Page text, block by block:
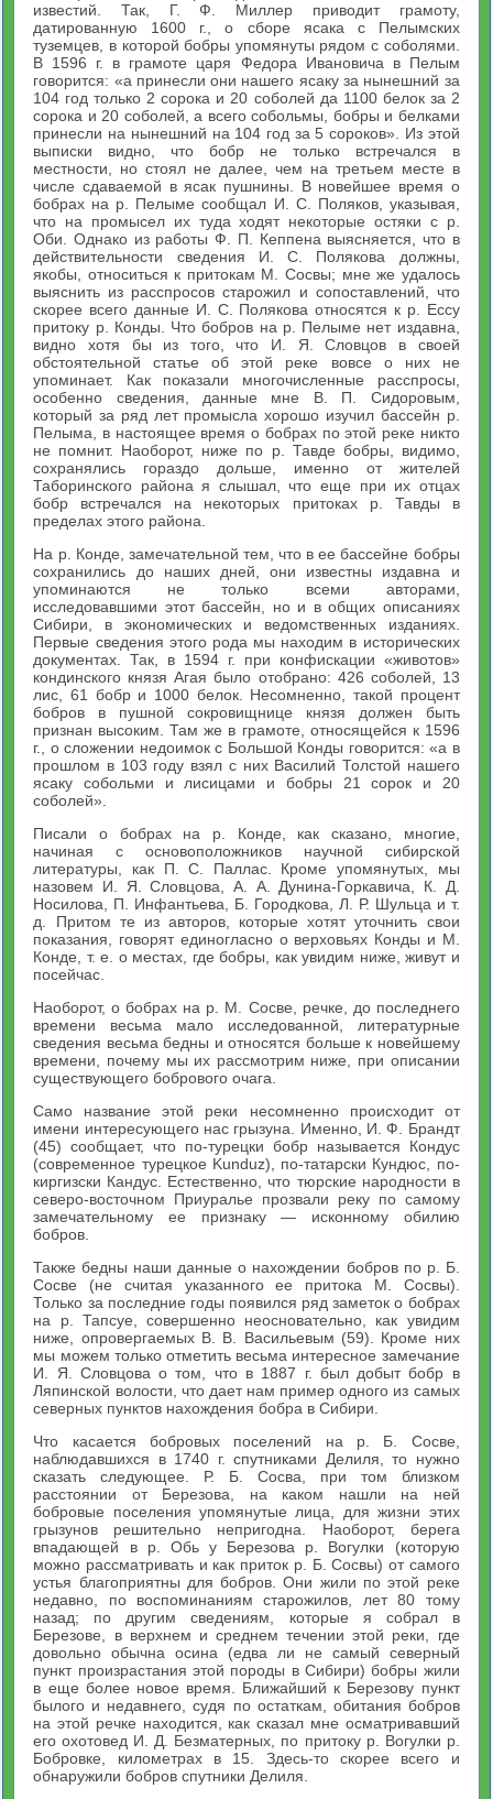
известий. Так, Г. Ф. Миллер приводит грамоту,
датированную 1600 г., о сборе ясака с Пелымских
туземцев, в которой бобры упомянуты рядом с соболями.
В 1596 г. в грамоте царя Федора Ивановича в Пелым
говорится: «а принесли они нашего ясаку за нынешний за
104 год только 2 сорока и 20 соболей да 1100 белок за 2
сорока и 20 соболей, а всего собольмы, бобры и белками
принесли на нынешний на 104 год за 5 сороков». Из этой
выписки видно, что бобр не только встречался в
местности, но стоял не далее, чем на третьем месте в
числе сдаваемой в ясак пушнины. В новейшее время о
бобрах на р. Пелыме сообщал И. С. Поляков, указывая,
что на промысел их туда ходят некоторые остяки с р.
Оби. Однако из работы Ф. П. Кеппена выясняется, что в
действительности сведения И. С. Полякова должны,
якобы, относиться к притокам М. Сосвы; мне же удалось
выяснить из расспросов старожил и сопоставлений, что
скорее всего данные И. С. Полякова относятся к р. Ессу
притоку р. Конды. Что бобров на р. Пелыме нет издавна,
видно хотя бы из того, что И. Я. Словцов в своей
обстоятельной статье об этой реке вовсе о них не
упоминает. Как показали многочисленные расспросы,
особенно сведения, данные мне В. П. Сидоровым,
который за ряд лет промысла хорошо изучил бассейн р.
Пелыма, в настоящее время о бобрах по этой реке никто
не помнит. Наоборот, ниже по р. Тавде бобры, видимо,
сохранялись гораздо дольше, именно от жителей
Таборинского района я слышал, что еще при их отцах
бобр встречался на некоторых притоках р. Тавды в
пределах этого района.
На р. Конде, замечательной тем, что в ее бассейне бобры
сохранились до наших дней, они известны издавна и
упоминаются не только всеми авторами,
исследовавшими этот бассейн, но и в общих описаниях
Сибири, в экономических и ведомственных изданиях.
Первые сведения этого рода мы находим в исторических
документах. Так, в 1594 г. при конфискации «животов»
кондинского князя Агая было отобрано: 426 соболей, 13
лис, 61 бобр и 1000 белок. Несомненно, такой процент
бобров в пушной сокровищнице князя должен быть
признан высоким. Там же в грамоте, относящейся к 1596
г., о сложении недоимок с Большой Конды говорится: «а в
прошлом в 103 году взял с них Василий Толстой нашего
ясаку собольми и лисицами и бобры 21 сорок и 20
соболей».
Писали о бобрах на р. Конде, как сказано, многие,
начиная с основоположников научной сибирской
литературы, как П. С. Паллас. Кроме упомянутых, мы
назовем И. Я. Словцова, А. А. Дунина-Горкавича, К. Д.
Носилова, П. Инфантьева, Б. Городкова, Л. Р. Шульца и т.
д. Притом те из авторов, которые хотят уточнить свои
показания, говорят единогласно о верховьях Конды и М.
Конде, т. е. о местах, где бобры, как увидим ниже, живут и
посейчас.
Наоборот, о бобрах на р. М. Сосве, речке, до последнего
времени весьма мало исследованной, литературные
сведения весьма бедны и относятся больше к новейшему
времени, почему мы их рассмотрим ниже, при описании
существующего бобрового очага.
Само название этой реки несомненно происходит от
имени интересующего нас грызуна. Именно, И. Ф. Брандт
(45) сообщает, что по-турецки бобр называется Кондус
(современное турецкое Kunduz), по-татарски Кундюс, по-
киргизски Кандус. Естественно, что тюрские народности в
северо-восточном Приуралье прозвали реку по самому
замечательному ее признаку — исконному обилию
бобров.
Также бедны наши данные о нахождении бобров по р. Б.
Сосве (не считая указанного ее притока М. Сосвы).
Только за последние годы появился ряд заметок о бобрах
на р. Тапсуе, совершенно неосновательно, как увидим
ниже, опровергаемых В. В. Васильевым (59). Кроме них
мы можем только отметить весьма интересное замечание
И. Я. Словцова о том, что в 1887 г. был добыт бобр в
Ляпинской волости, что дает нам пример одного из самых
северных пунктов нахождения бобра в Сибири.
Что касается бобровых поселений на р. Б. Сосве,
наблюдавшихся в 1740 г. спутниками Делиля, то нужно
сказать следующее. Р. Б. Сосва, при том близком
расстоянии от Березова, на каком нашли на ней
бобровые поселения упомянутые лица, для жизни этих
грызунов решительно непригодна. Наоборот, берега
впадающей в р. Обь у Березова р. Вогулки (которую
можно рассматривать и как приток р. Б. Сосвы) от самого
устья благоприятны для бобров. Они жили по этой реке
недавно, по воспоминаниям старожилов, лет 80 тому
назад; по другим сведениям, которые я собрал в
Березове, в верхнем и среднем течении этой реки, где
довольно обычна осина (едва ли не самый северный
пункт произрастания этой породы в Сибири) бобры жили
в еще более новое время. Ближайший к Березову пункт
былого и недавнего, судя по остаткам, обитания бобров
на этой речке находится, как сказал мне осматривавший
его охотовед И. Д. Безматерных, по притоку р. Вогулки р.
Бобровке, километрах в 15. Здесь-то скорее всего и
обнаружили бобров спутники Делиля.